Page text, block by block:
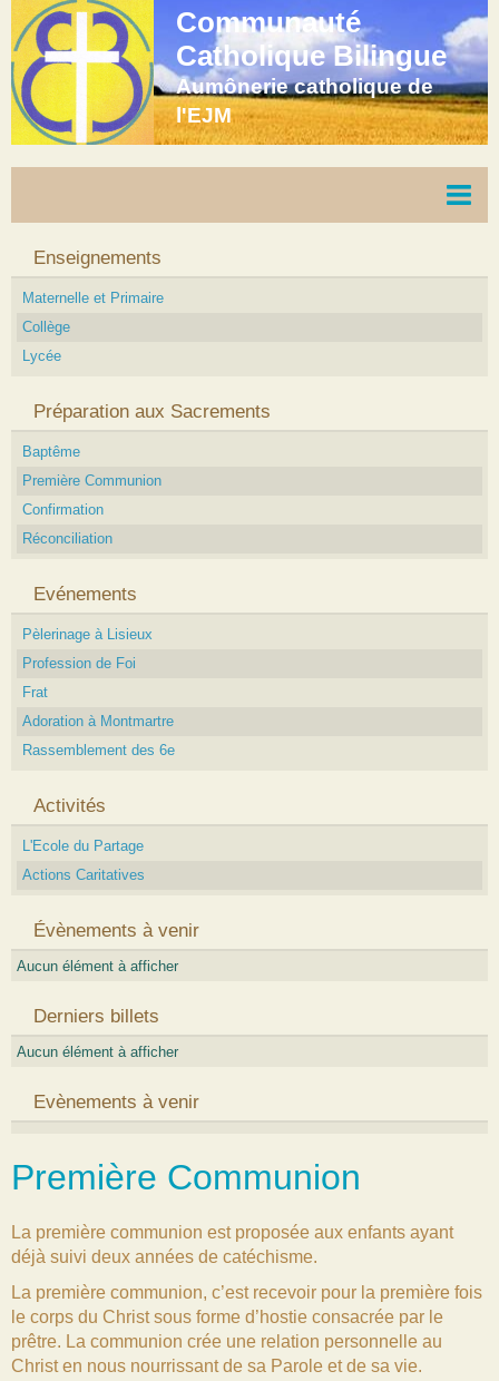
Communauté
Catholique Bilingue
Aumônerie catholique de
l'EJM
Blog
Vidéos
Contact
Enseignements
Maternelle et Primaire
Collège
Lycée
Préparation aux Sacrements
Baptême
Première Communion
Confirmation
Réconciliation
Evénements
Pèlerinage à Lisieux
Profession de Foi
Frat
Adoration à Montmartre
Rassemblement des 6e
Activités
L'Ecole du Partage
Actions Caritatives
Évènements à venir
Aucun élément à afficher
Derniers billets
Aucun élément à afficher
Evènements à venir
Première Communion
La première communion est proposée aux enfants ayant
déjà suivi deux années de catéchisme.
La première communion, c’est recevoir pour la première fois
le corps du Christ sous forme d’hostie consacrée par le
prêtre. La communion crée une relation personnelle au
Christ en nous nourrissant de sa Parole et de sa vie.